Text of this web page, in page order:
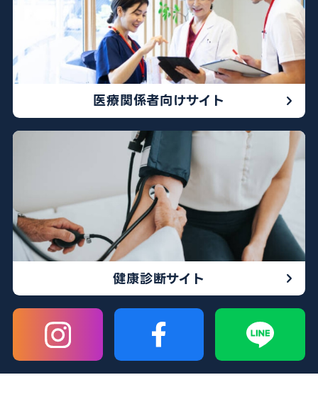
医療関係者向けサイト
健康診断サイト